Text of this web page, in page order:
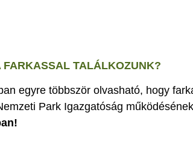
FARKASSAL TALÁLKOZUNK?
egyre többször olvasható, hogy
Park Igazgatóság